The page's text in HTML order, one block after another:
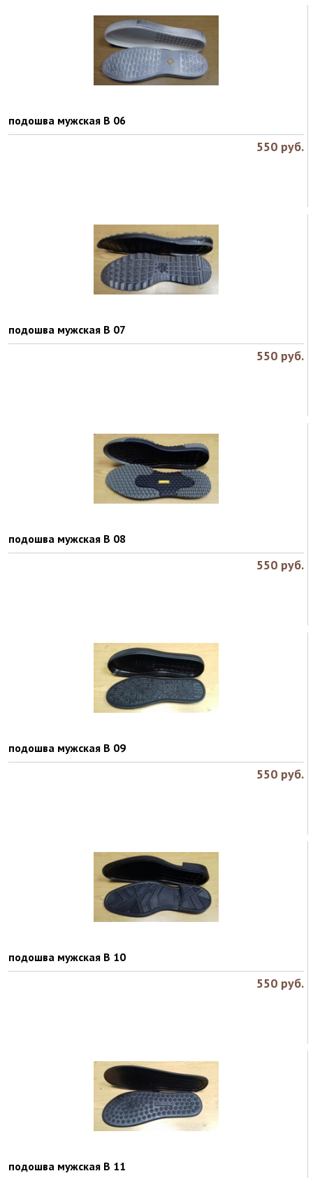
подошва мужская B 06
550 руб.
подошва мужская B 07
550 руб.
подошва мужская B 08
550 руб.
подошва мужская B 09
550 руб.
подошва мужская B 10
550 руб.
подошва мужская В 11